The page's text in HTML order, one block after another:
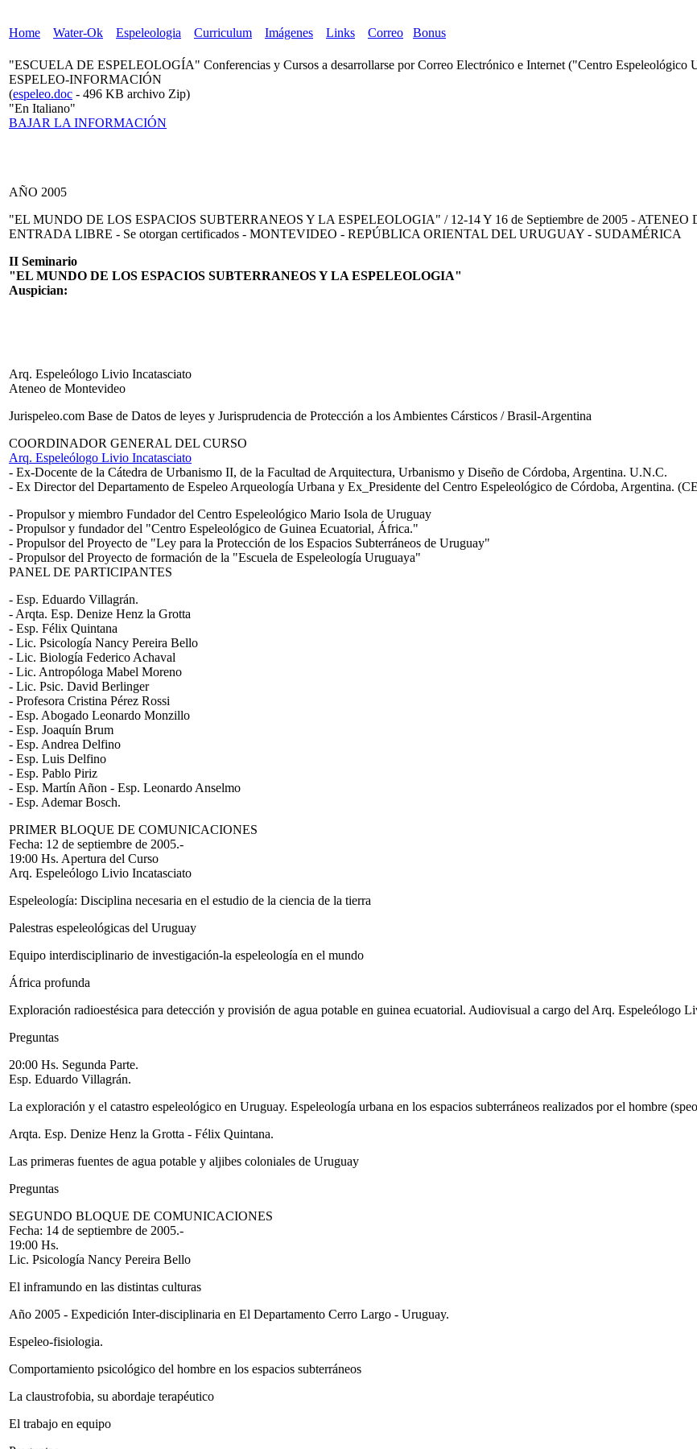
Home Water-Ok Espeleologia Curriculum Imágenes Links Correo Bonus
"ESCUELA DE ESPELEOLOGÍA" Conferencias y Cursos a desarrollarse por Correo Electrónico e Internet ("Centro
ESPELEO-INFORMACIÓN
(espeleo.doc - 496 KB archivo Zip)
"En Italiano"
BAJAR LA INFORMACIÓN
AÑO 2005
"EL MUNDO DE LOS ESPACIOS SUBTERRANEOS Y LA ESPELEOLOGIA" / 12-14 Y 16 de Septiembre de 2005 -
ENTRADA LIBRE - Se otorgan certificados - MONTEVIDEO - REPÚBLICA ORIENTAL DEL URUGUAY - SUDAMÉRICA
II Seminario
"EL MUNDO DE LOS ESPACIOS SUBTERRANEOS Y LA ESPELEOLOGIA"
Auspician:
Arq. Espeleólogo Livio Incatasciato
Ateneo de Montevideo
Jurispeleo.com Base de Datos de leyes y Jurisprudencia de Protección a los Ambientes Cársticos / Brasil-Argentina
COORDINADOR GENERAL DEL CURSO
Arq. Espeleólogo Livio Incatasciato
- Ex-Docente de la Cátedra de Urbanismo II, de la Facultad de Arquitectura, Urbanismo y Diseño de Córdoba, Argentina. U.N.C.
- Ex Director del Departamento de Espeleo Arqueología Urbana y Ex_Presidente del Centro Espeleológico de Córdoba, Argentina.
- Propulsor y miembro Fundador del Centro Espeleológico Mario Isola de Uruguay
- Propulsor y fundador del "Centro Espeleológico de Guinea Ecuatorial, África."
- Propulsor del Proyecto de "Ley para la Protección de los Espacios Subterráneos de Uruguay"
- Propulsor del Proyecto de formación de la "Escuela de Espeleología Uruguaya"
PANEL DE PARTICIPANTES
- Esp. Eduardo Villagrán.
- Arqta. Esp. Denize Henz la Grotta
- Esp. Félix Quintana
- Lic. Psicología Nancy Pereira Bello
- Lic. Biología Federico Achaval
- Lic. Antropóloga Mabel Moreno
- Lic. Psic. David Berlinger
- Profesora Cristina Pérez Rossi
- Esp. Abogado Leonardo Monzillo
- Esp. Joaquín Brum
- Esp. Andrea Delfino
- Esp. Luis Delfino
- Esp. Pablo Piriz
- Esp. Martín Añon - Esp. Leonardo Anselmo
- Esp. Ademar Bosch.
PRIMER BLOQUE DE COMUNICACIONES
Fecha: 12 de septiembre de 2005.-
19:00 Hs. Apertura del Curso
Arq. Espeleólogo Livio Incatasciato
Espeleología: Disciplina necesaria en el estudio de la ciencia de la tierra
Palestras espeleológicas del Uruguay
Equipo interdisciplinario de investigación-la espeleología en el mundo
África profunda
Exploración radioestésica para detección y provisión de agua potable en guinea ecuatorial. Audiovisual a cargo del Arq. Espeleólogo
Preguntas
20:00 Hs. Segunda Parte.
Esp. Eduardo Villagrán.
La exploración y el catastro espeleológico en Uruguay. Espeleología urbana en los espacios subterráneos realizados por el hombre
Arqta. Esp. Denize Henz la Grotta - Félix Quintana.
Las primeras fuentes de agua potable y aljibes coloniales de Uruguay
Preguntas
SEGUNDO BLOQUE DE COMUNICACIONES
Fecha: 14 de septiembre de 2005.-
19:00 Hs.
Lic. Psicología Nancy Pereira Bello
El inframundo en las distintas culturas
Año 2005 - Expedición Inter-disciplinaria en El Departamento Cerro Largo - Uruguay.
Espeleo-fisiologia.
Comportamiento psicológico del hombre en los espacios subterráneos
La claustrofobia, su abordaje terapéutico
El trabajo en equipo